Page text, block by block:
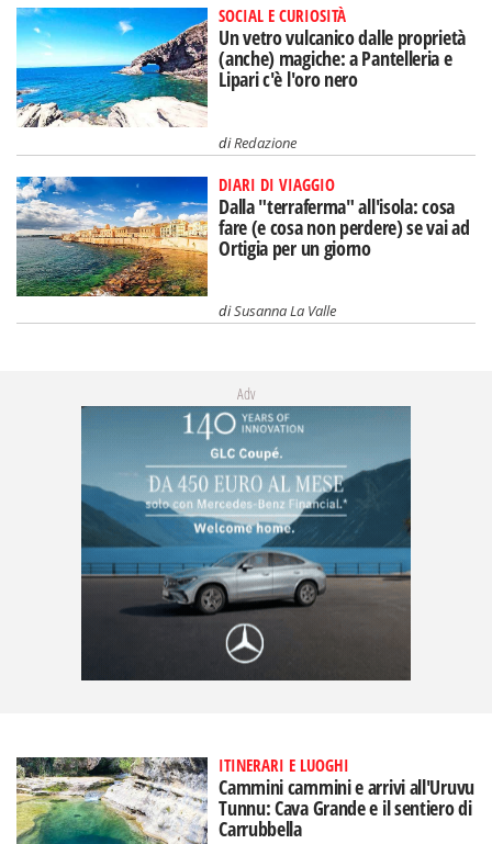
SOCIAL E CURIOSITÀ
Un vetro vulcanico dalle proprietà
(anche) magiche: a Pantelleria e
Lipari c'è l'oro nero
diRedazione
DIARI DI VIAGGIO
Dalla "terraferma" all'isola: cosa
fare (e cosa non perdere) se vai ad
Ortigia per un giorno
diSusanna La Valle
Adv
ITINERARI E LUOGHI
Cammini cammini e arrivi all'Uruvu
Tunnu: Cava Grande e il sentiero di
Carrubbella